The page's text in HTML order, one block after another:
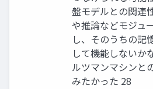
盤モデルとの関連
や推論などモジュ
し、そのうちの記
して機能しないか
ルツマンマシンと
みたかった 28